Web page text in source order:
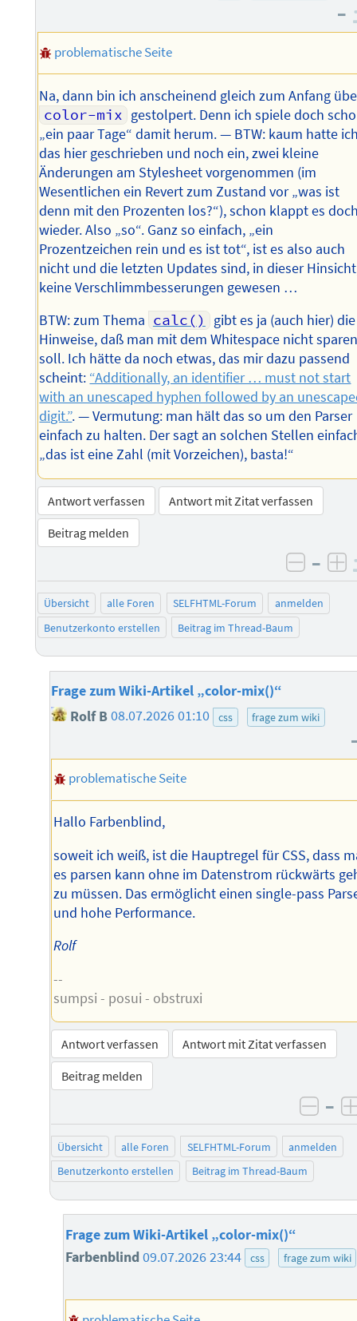
–
problematische Seite
Na, dann bin ich anscheinend gleich zum Anfang
color-mix gestolpert. Denn ich spiele doch
„ein paar Tage“ damit herum. — BTW: kaum hatte
das hier geschrieben und noch ein, zwei kleine
Änderungen am Stylesheet vorgenommen (im
Wesentlichen ein Revert zum Zustand vor „was ist
denn mit den Prozenten los?“), schon klappt es
wieder. Also „so“. Ganz so einfach, „ein
Prozentzeichen rein und es ist tot“, ist es also auch
nicht und die letzten Updates sind, in dieser
keine Verschlimmbesserungen gewesen …
BTW: zum Thema calc()
gibt es ja (auch hier) die
Hinweise, daß man mit dem Whitespace nicht
soll. Ich hätte da noch etwas, das mir dazu passend
scheint: “Additionally, an identifier … must not start
with an unescaped hyphen followed by an
digit.”. — Vermutung: man hält das so um den Parser
einfach zu halten. Der sagt an solchen Stellen
„das ist eine Zahl (mit Vorzeichen), basta!“
Antwort verfassen
Antwort mit Zitat verfassen
Beitrag melden
–
Übersicht alle Foren SELFHTML-Forum
anmelden
Benutzerkonto erstellen
Beitrag im Thread-Baum
Frage zum Wiki-Artikel „color-mix()“
Rolf B08.07.2026 01:10 css frage zum wiki
problematische Seite
Hallo Farbenblind,
soweit ich weiß, ist die Hauptregel für CSS, dass
es parsen kann ohne im Datenstrom rückwärts
zu müssen. Das ermöglicht einen single-pass
und hohe Performance.
Rolf
--
sumpsi - posui - obstruxi
Antwort verfassen
Antwort mit Zitat verfassen
Beitrag melden
–
Übersicht alle Foren SELFHTML-Forum
anmelden
Benutzerkonto erstellen
Beitrag im Thread-Baum
Frage zum Wiki-Artikel „color-mix()“
Farbenblind 09.07.2026 23:44 css frage zum wiki